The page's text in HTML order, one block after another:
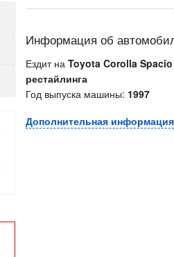
Информация об
Ездит на Toyota Corolla Spacio
рестайлинга
Год выпуска машины: 1997
Дополнительная информация